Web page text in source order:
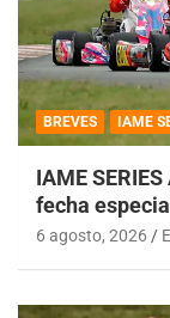
BREVES IAME
IAME
fecha
6 agosto, 2026